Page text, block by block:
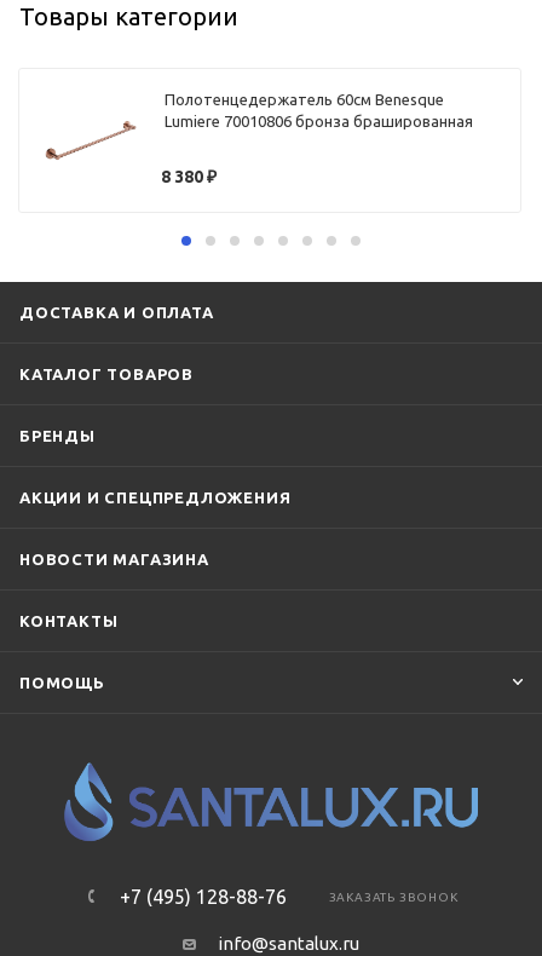
Товары категории
Полотенцедержатель 60см Benesque
Lumiere 70010806 бронза брашированная
8 380₽
ДОСТАВКА И ОПЛАТА
КАТАЛОГ ТОВАРОВ
БРЕНДЫ
АКЦИИ И СПЕЦПРЕДЛОЖЕНИЯ
НОВОСТИ МАГАЗИНА
КОНТАКТЫ
ПОМОЩЬ
+7 (495) 128-88-76 ЗАКАЗАТЬ ЗВОНОК
info@santalux.ru